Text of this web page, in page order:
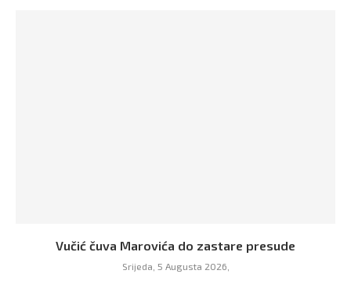
Vučić čuva Marovića do zastare presude
Srijeda, 5 Augusta 2026,